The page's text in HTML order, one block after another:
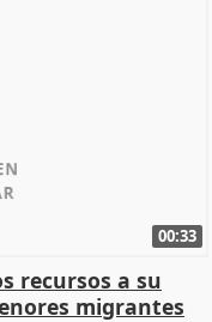
00:33
recursos a su
migrantes